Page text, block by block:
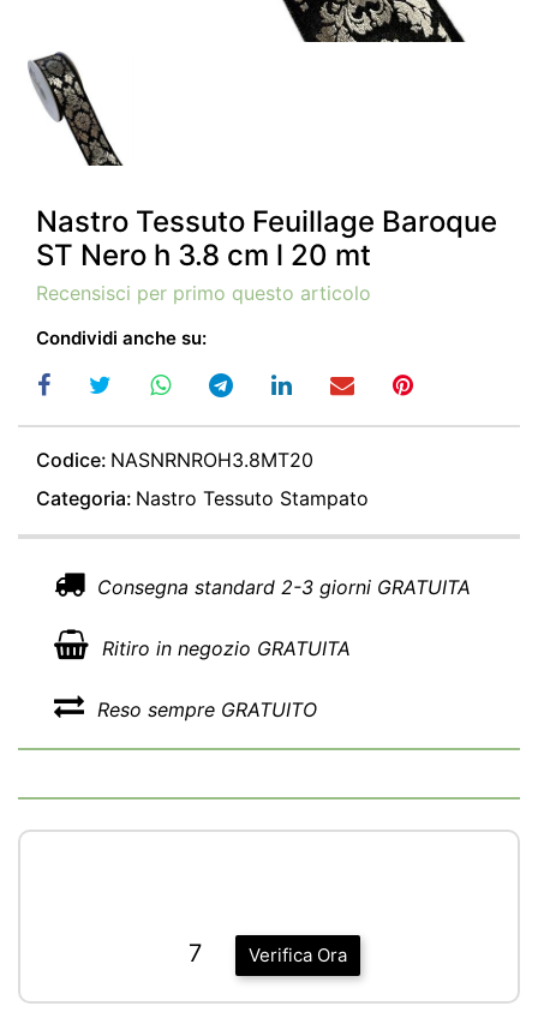
Nastro Tessuto Feuillage Baroque
ST Nero h 3.8 cm l 20 mt
Recensisci per primo questo articolo
Condividi anche su:
Codice: NASNRNROH3.8MT20
Categoria: Nastro Tessuto Stampato
Consegna standard 2-3 giorni GRATUITA
Ritiro in negozio GRATUITA
Reso sempre GRATUITO
Verifica Ora
7